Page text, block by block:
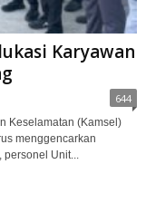
Karyawan
644
Keselamatan (Kamsel)
menggencarkan
Unit...